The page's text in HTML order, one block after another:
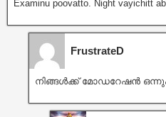
Examinu poovatto. Night vayichitt
FrustrateD
നിങ്ങൾക്ക് മോഡറേഷൻ